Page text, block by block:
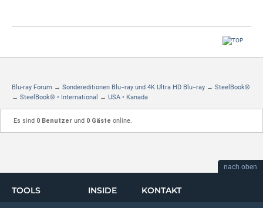
Blu-ray Forum → Sondereditionen Blu−ray und 4K Ultra HD Blu−ray → SteelBook®
→ SteelBook® • International → USA • Kanada
Es sind 0 Benutzer und 0 Gäste online.
nach oben
TOOLS INSIDE KONTAKT